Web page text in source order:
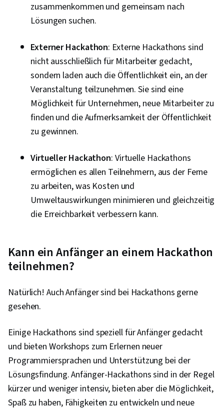
zusammenkommen und gemeinsam nach
Lösungen suchen.
Externer Hackathon: Externe Hackathons sind
nicht ausschließlich für Mitarbeiter gedacht,
sondern laden auch die Öffentlichkeit ein, an der
Veranstaltung teilzunehmen. Sie sind eine
Möglichkeit für Unternehmen, neue Mitarbeiter zu
finden und die Aufmerksamkeit der Öffentlichkeit
zu gewinnen.
Virtueller Hackathon: Virtuelle Hackathons
ermöglichen es allen Teilnehmern, aus der Ferne
zu arbeiten, was Kosten und
Umweltauswirkungen minimieren und gleichzeitig
die Erreichbarkeit verbessern kann.
Kann ein Anfänger an einem Hackathon
teilnehmen?
Natürlich! Auch Anfänger sind bei Hackathons gerne
gesehen.
Einige Hackathons sind speziell für Anfänger gedacht
und bieten Workshops zum Erlernen neuer
Programmiersprachen und Unterstützung bei der
Lösungsfindung. Anfänger-Hackathons sind in der Regel
kürzer und weniger intensiv, bieten aber die Möglichkeit,
Spaß zu haben, Fähigkeiten zu entwickeln und neue